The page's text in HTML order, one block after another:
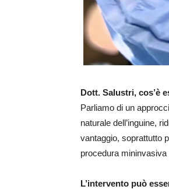
Dott. Salustri, cos’è
Parliamo di un
naturale dell’inguine,
vantaggio, soprattutto
procedura
L’intervento può